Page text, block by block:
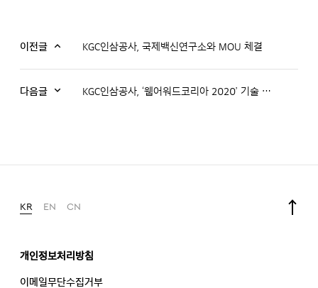
이전글 KGC인삼공사, 국제백신연구소와 MOU 체결
다음글 KGC인삼공사, ‘웹어워드코리아 2020’ 기술 이노베이션 대상 수상
KR EN CN
개인정보처리방침
이메일무단수집거부